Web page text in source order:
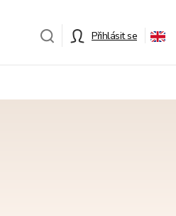
Přihlásit se